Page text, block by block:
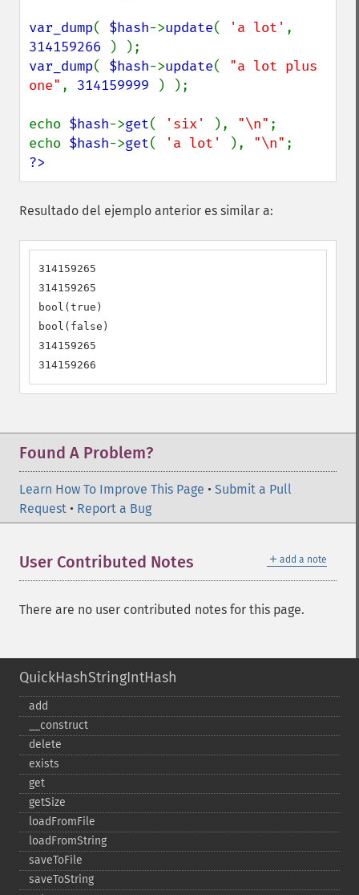
var_dump( $hash->update( 'a lot'
314159266
var_dump( $hash->update( "a lot plus
one" , 314159999 ) );
echo $hash->get( 'six' ), "\n" ;
echo $hash->get( 'a lot' ), "\n"
?>
Resultado del ejemplo anterior es similar a:
314159265
314159265
bool(true)
bool(false)
314159265
314159266
Found A Problem?
Learn How To Improve This Page • Submit a Pull
Request • Report a Bug
＋ add a note
User Contributed Notes
There are no user contributed notes for this page.
QuickHashStringIntHash
add
_​_​construct
delete
exists
get
getSize
loadFromFile
loadFromString
saveToFile
saveToString